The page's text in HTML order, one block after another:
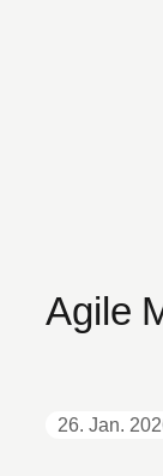
Agile
26. Jan.